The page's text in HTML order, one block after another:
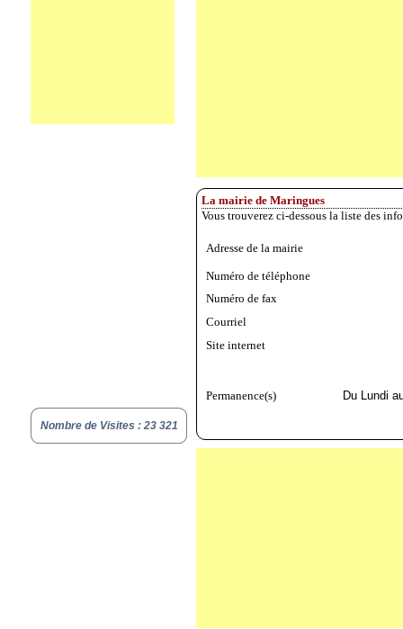
Nombre de Visites : 23 321
La mairie de Maringues
Vous trouverez ci-dessous la liste des
Adresse de la mairie
Numéro de téléphone
Numéro de fax
Courriel
Site internet
Permanence(s) Du Lundi